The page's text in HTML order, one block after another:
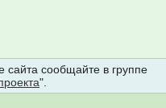
сайта сообщайте в группе
".